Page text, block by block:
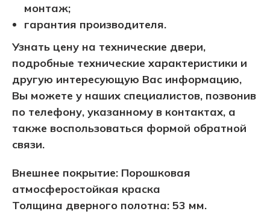
монтаж;
гарантия производителя.
Узнать цену на технические двери,
подробные технические характеристики и
другую интересующую Вас информацию,
Вы можете у наших специалистов, позвонив
по телефону, указанному в контактах, а
также воспользоваться формой обратной
связи.
Внешнее покрытие: Порошковая
атмосферостойкая краска
Толщина дверного полотна: 53 мм.